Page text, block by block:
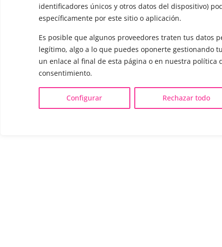
identificadores únicos y otros datos del dispositivo)
específicamente por este sitio o aplicación.
Es posible que algunos proveedores traten tus datos
legítimo, algo a lo que puedes oponerte gestionando
un enlace al final de esta página o en nuestra política
consentimiento.
Configurar Rechazar todo